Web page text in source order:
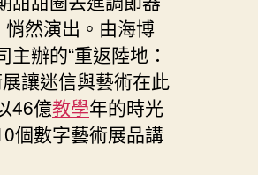
二
到
九
宮
格
共
享
悄然演出。由海博
辦的“重返陸地：
讓迷信與藝術在此
46億教學年的時光
個數字藝術展品講